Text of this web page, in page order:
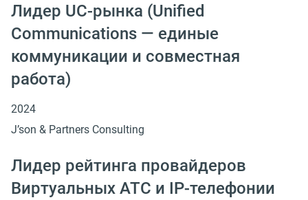
Лидер UC-рынка (Unified
Сommunications — единые
коммуникации и совместная
работа)
2024
J’son & Partners Consulting
Лидер рейтинга провайдеров
Виртуальных АТС и IP-телефонии